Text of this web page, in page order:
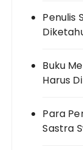
Penulis
Buku
Harus
Para
Sastra